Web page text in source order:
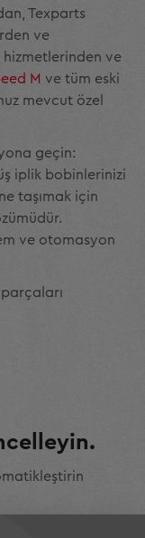
Texparts
ve
hizmetlerinden ve
M ve tüm eski
mevcut özel
geçin:
iplik bobinlerinizi
taşımak için
ve otomasyon